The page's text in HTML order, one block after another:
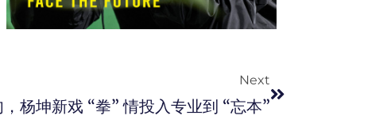
Next
杨坤新戏 “拳” 情投入专业到 “忘本”